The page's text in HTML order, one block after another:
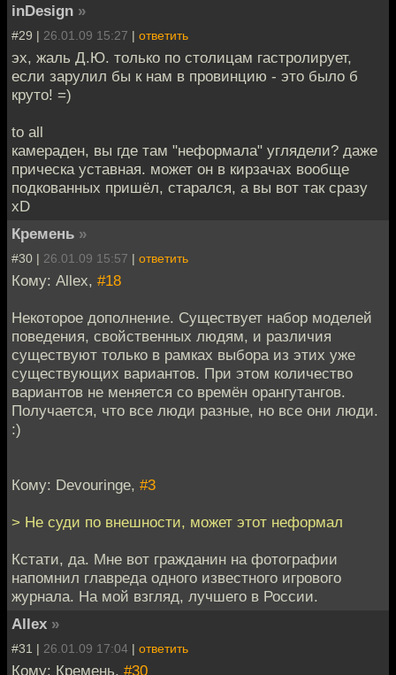
inDesign »
#29 | 26.01.09 15:27 | ответить
эх, жаль Д.Ю. только по столицам гастролирует,
если зарулил бы к нам в провинцию - это было б
круто! =)
to all
камераден, вы где там "неформала" углядели? даже
прическа уставная. может он в кирзачах вообще
подкованных пришёл, старался, а вы вот так сразу
xD
Кремень »
#30 | 26.01.09 15:57 | ответить
Кому: Allex, #18
Некоторое дополнение. Существует набор моделей
поведения, свойственных людям, и различия
существуют только в рамках выбора из этих уже
существующих вариантов. При этом количество
вариантов не меняется со времён орангутангов.
Получается, что все люди разные, но все они люди.
:)
Кому: Devouringe, #3
> Не суди по внешности, может этот неформал
Кстати, да. Мне вот гражданин на фотографии
напомнил главреда одного известного игрового
журнала. На мой взгляд, лучшего в России.
Allex »
#31 | 26.01.09 17:04 | ответить
Кому: Кремень, #30